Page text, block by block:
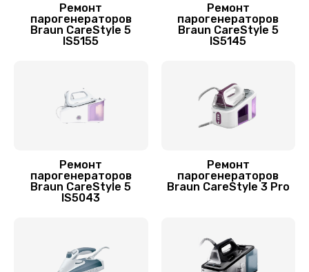
Ремонт
парогенераторов
Braun CareStyle 5
IS5155
Ремонт
парогенераторов
Braun CareStyle 5
IS5145
Ремонт
парогенераторов
Braun CareStyle 5
IS5043
Ремонт
парогенераторов
Braun CareStyle 3 Pro